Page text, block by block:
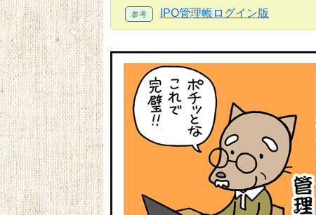
IPO管理帳ログイン版